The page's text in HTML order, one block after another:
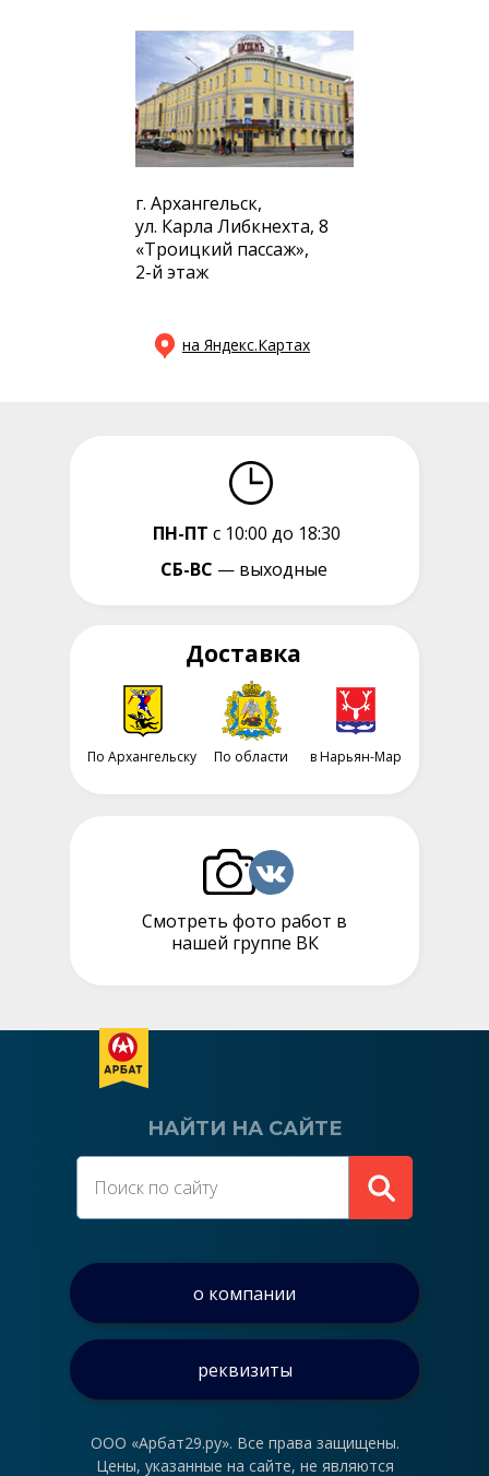
ООО «Арбат29.ру». Все права защищены.
Цены, указанные на сайте, не являются
о компании
реквизиты
Смотреть фото работ в
нашей группе ВК
ПН-ПТ с 10:00 до 18:30
СБ-ВС — выходные
г. Архангельск,
ул. Карла Либкнехта, 8
«Троицкий пассаж»,
2-й этаж
на Яндекс.Картах
Доставка
По Архангельску в Нарьян-Мар
По области
НАЙТИ НА САЙТЕ